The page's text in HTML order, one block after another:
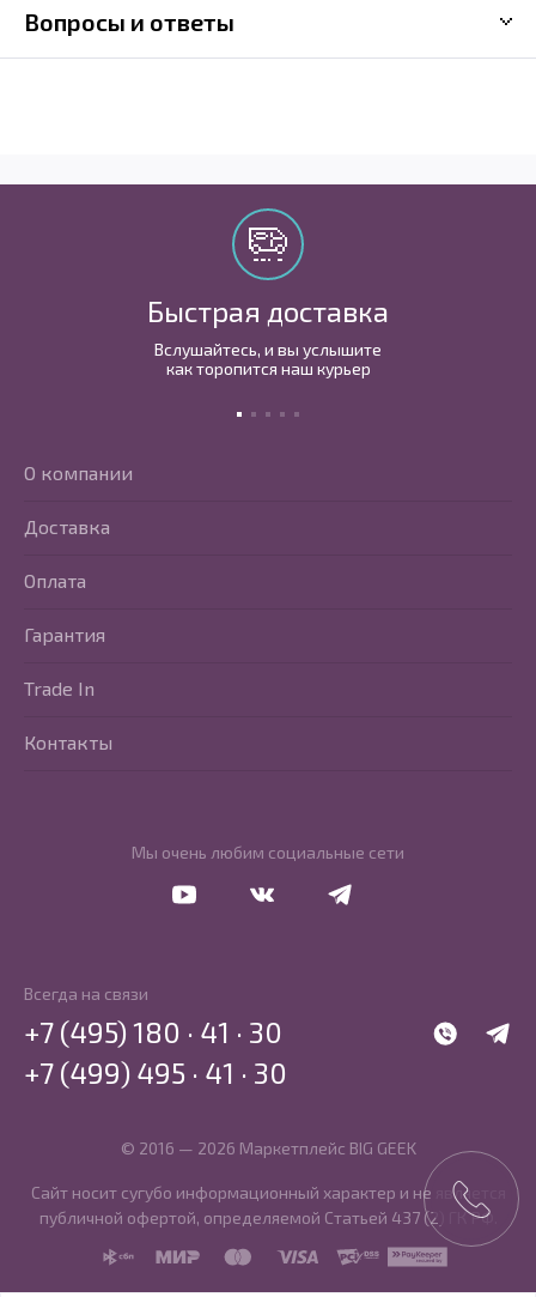
Вопросы и ответы
Быстрая доставка
Вслушайтесь, и вы услышите
как торопится наш курьер
Мы очень любим социальные сети
Перейти в VkontakteПерейти в Telegram
О компании
Доставка
Оплата
Гарантия
Trade In
Контакты
Всегда на связи
WhatsApp
+7 (495) 180 · 41 · 30
+7 (499) 495 · 41 · 30
© 2016 — 2026 Маркетплейс BIG GEEK
Сайт носит сугубо информационный характер и не является
публичной офертой, определяемой Статьей 437 (2) ГК РФ.
SBP
MIR MasterCard
Visa PCI DSS PayKeeper